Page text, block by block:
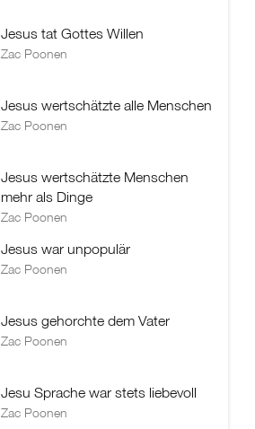
Jesus tat Gottes Willen
Zac Poonen
Jesus wertschätzte alle Menschen
Zac Poonen
Jesus wertschätzte Menschen
mehr als Dinge
Zac Poonen
Jesus war unpopulär
Zac Poonen
Jesus gehorchte dem Vater
Zac Poonen
Jesu Sprache war stets liebevoll
Zac Poonen